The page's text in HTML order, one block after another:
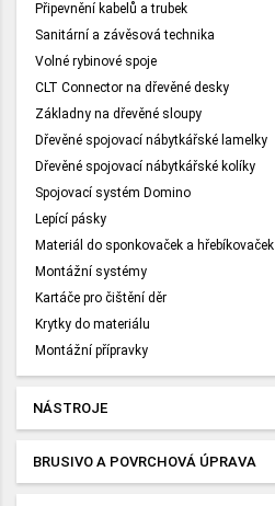
Připevnění kabelů a trubek
Sanitární a závěsová technika
Volné rybinové spoje
CLT Connector na dřevěné desky
Základny na dřevěné sloupy
Dřevěné spojovací nábytkářské lamelky
Dřevěné spojovací nábytkářské kolíky
Spojovací systém Domino
Lepící pásky
Materiál do sponkovaček a hřebíkovaček
Montážní systémy
Kartáče pro čištění děr
Krytky do materiálu
Montážní přípravky
NÁSTROJE
BRUSIVO A POVRCHOVÁ ÚPRAVA